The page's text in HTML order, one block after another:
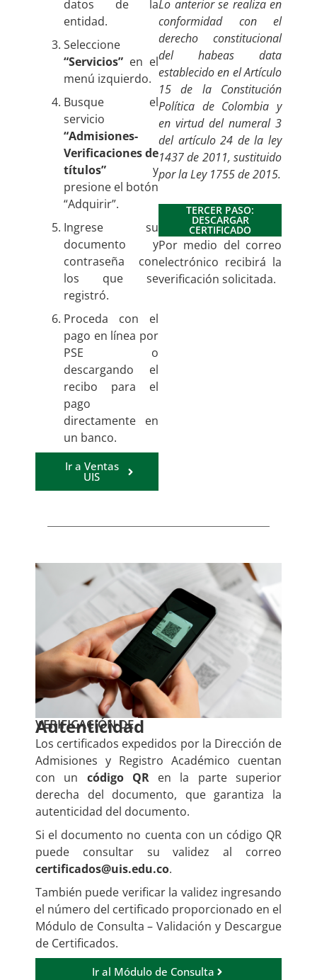
datos de la
entidad.
Seleccione
“Servicios” en el
menú izquierdo.
Busque el
servicio
“Admisiones-
Verificaciones de
títulos” y
presione el botón
“Adquirir”.
Ingrese su
documento y
contraseña con
los que se
registró.
Proceda con el
pago en línea por
PSE o
descargando el
recibo para el
pago
directamente en
un banco.
Ir a Ventas
UIS
Lo anterior se realiza en
conformidad con el
derecho constitucional
del habeas data
establecido en el Artículo
15 de la Constitución
Política de Colombia y
en virtud del numeral 3
del artículo 24 de la ley
1437 de 2011, sustituido
por la Ley 1755 de 2015.
TERCER PASO:
DESCARGAR
CERTIFICADO
Por medio del correo
electrónico recibirá la
verificación solicitada.
VERIFICACIÓN DE
Autenticidad
Los certificados expedidos por la Dirección de
Admisiones y Registro Académico cuentan
con un código QRen la parte superior
derecha del documento, que garantiza la
autenticidad del documento.
Si el documento no cuenta con un código QR
puede consultar su validez al correo
certificados@uis.edu.co.
También puede verificar la validez ingresando
el número del certificado proporcionado en el
Módulo de Consulta – Validación y Descargue
de Certificados.
Ir al Módulo de Consulta